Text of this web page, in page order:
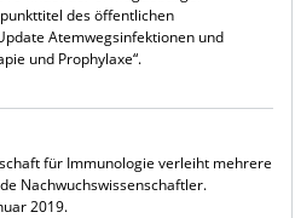
des öffentlichen
Atemwegsinfektionen und
und Prophylaxe“.
für Immunologie verleiht mehrere
Nachwuchswissenschaftler.
2019.